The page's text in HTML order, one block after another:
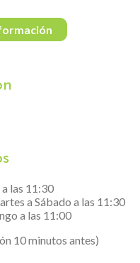
a las 11:30
a Sábado a las 11:30
a las 11:00
10 minutos antes)